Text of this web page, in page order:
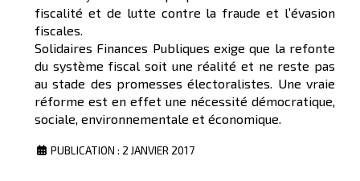
fiscalité et de lutte contre la fraude et l’évasion
fiscales.
Solidaires Finances Publiques exige que la refonte
du système fiscal soit une réalité et ne reste pas
au stade des promesses électoralistes. Une vraie
réforme est en effet une nécessité démocratique,
sociale, environnementale et économique.
PUBLICATION : 2 JANVIER 2017